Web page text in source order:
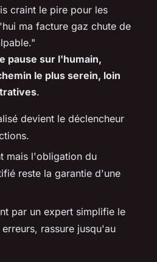
craint le pire pour les
ma facture gaz chute de
pause sur l'humain,
le plus serein, loin
.
devient le déclencheur
mais l'obligation du
reste la garantie d'une
par un expert simplifie le
rassure jusqu'au